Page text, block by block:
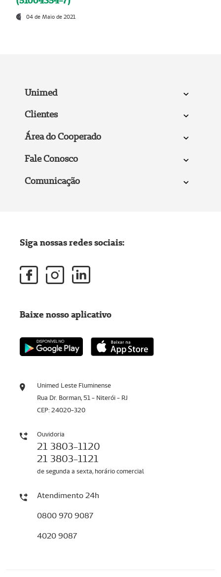
04 de Maio de 2021
Unimed
Clientes
Área do Cooperado
Fale Conosco
Comunicação
Unimed Leste Fluminense
Rua Dr. Borman, 51 - Niterói - RJ
CEP: 24020-320
Ouvidoria
21 3803-1120
21 3803-1121
de segunda a sexta, horário comercial
Atendimento 24h
0800 970 9087
4020 9087
Siga nossas redes sociais:
Baixe nosso aplicativo